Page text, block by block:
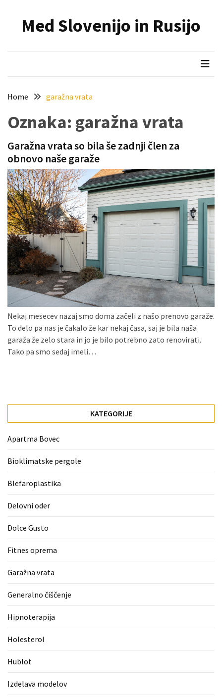
content
NAJNOVEJŠI
dedku
spremenil
življenje
Zelo
priljubljena
naglavna
svetilka
povečuje
varnost
Konji
kot
simbolj
svobode,
moči
gibanja.
Ko
na
strehi,
Lisjak
znamka.
USED
CATEGORIES
(1)
Tisk
majice
(1)
contentMed Slovenijo in Rusijo
Home garažna vrata
Oznaka: garažna vrata
Garažna vrata so bila še zadnji člen za
obnovo naše garaže
Nekaj mesecev nazaj smo doma začeli z našo prenovo garaže.
To delo pa nas je čakalo že kar nekaj časa, saj je bila naša
garaža že zelo stara in jo je bilo potrebno zato renovirati.
Tako pa smo sedaj imeli…
KATEGORIJE
Apartma Bovec
Bioklimatske pergole
Blefaroplastika
Delovni oder
Dolce Gusto
Fitnes oprema
Garažna vrata
Generalno čiščenje
Hipnoterapija
Holesterol
Hublot
Izdelava modelov